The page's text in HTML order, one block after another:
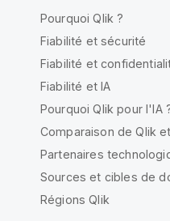
Pourquoi Qlik ?
Fiabilité et sécurité
Fiabilité et
Fiabilité et IA
Pourquoi Qlik pour l'IA
Comparaison de Qlik
Partenaires
Sources et cibles de
Régions Qlik